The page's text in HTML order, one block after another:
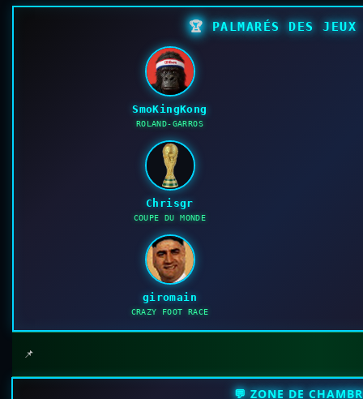
🏆 PALMARÉS DES
SmoKingKong
ROLAND-GARROS
Chrisgr
COUPE DU MONDE
giromain
CRAZY FOOT RACE
📌
💬 ZONE DE